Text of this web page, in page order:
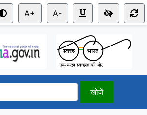
A+ A-
खोजें